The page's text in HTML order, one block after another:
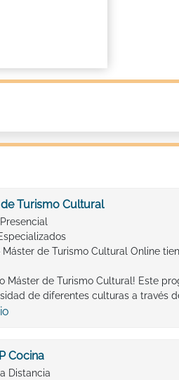
Turismo Cultural
Máster de Turismo Cultural Online
Máster de Turismo Cultural! Este
de diferentes culturas a través
Cocina
Distancia